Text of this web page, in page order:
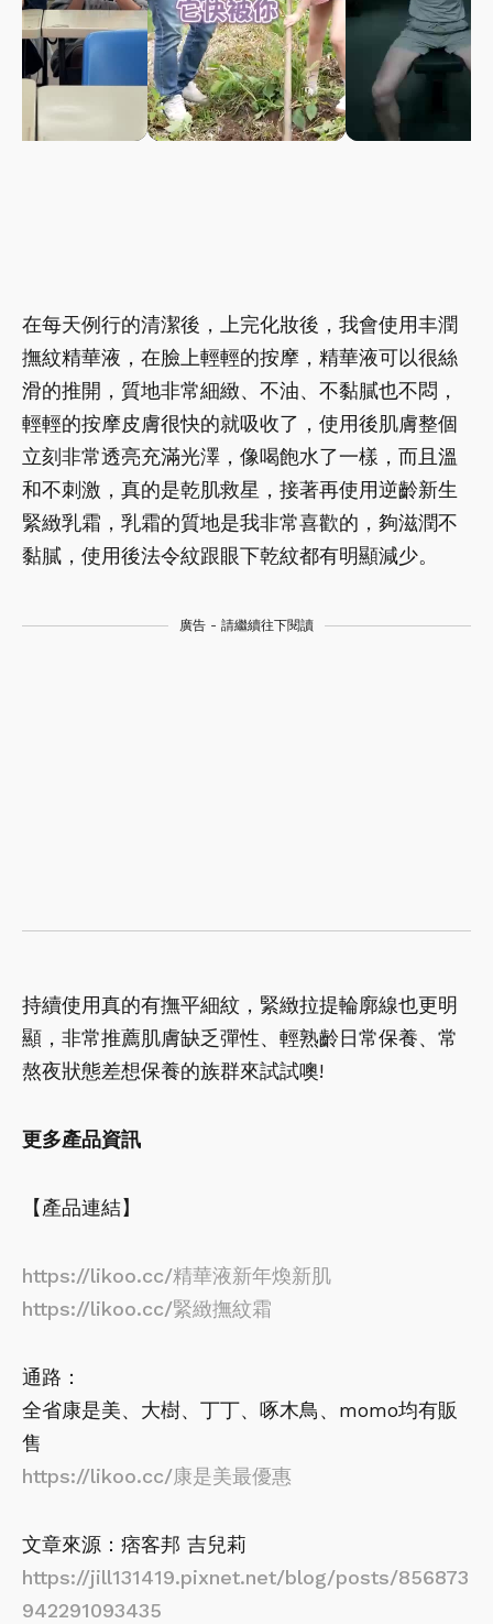
在每天例行的清潔後，上完化妝後，我會使用丰潤
撫紋精華液，在臉上輕輕的按摩，精華液可以很絲
滑的推開，質地非常細緻、不油、不黏膩也不悶，
輕輕的按摩皮膚很快的就吸收了，使用後肌膚整個
立刻非常透亮充滿光澤，像喝飽水了一樣，而且溫
和不刺激，真的是乾肌救星，接著再使用逆齡新生
緊緻乳霜，乳霜的質地是我非常喜歡的，夠滋潤不
黏膩，使用後法令紋跟眼下乾紋都有明顯減少。
廣告 - 請繼續往下閱讀
持續使用真的有撫平細紋，緊緻拉提輪廓線也更明
顯，非常推薦肌膚缺乏彈性、輕熟齡日常保養、常
熬夜狀態差想保養的族群來試試噢!
更多產品資訊
【產品連結】
https://likoo.cc/精華液新年煥新肌
https://likoo.cc/緊緻撫紋霜
通路：
全省康是美、大樹、丁丁、啄木鳥、momo均有販
售
https://likoo.cc/康是美最優惠
文章來源：痞客邦 吉兒莉
https://jill131419.pixnet.net/blog/posts/856873
942291093435